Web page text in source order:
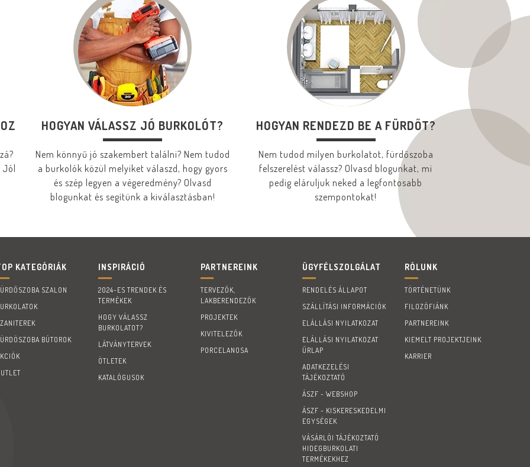
HOGYAN VÁLASSZ JÓ BURKOLÓT?
Nem könnyű jó szakembert találni? Nem tudod
a burkolók közül melyiket válaszd, hogy gyors
és szép legyen a végeredmény? Olvasd
blogunkat és segítünk a kiválasztásban!
HOGYAN RENDEZD BE A FÜRDŐT?
Nem tudod milyen burkolatot, fürdőszoba
felszerelést válassz? Olvasd blogunkat, mi
pedig eláruljuk neked a legfontosabb
szempontokat!
KATEGÓRIÁK
SZALON
BÚTOROK
INSPIRÁCIÓ
2024-ES TRENDEK ÉS
TERMÉKEK
HOGY VÁLASSZ
BURKOLATOT?
LÁTVÁNYTERVEK
ÖTLETEK
KATALÓGUSOK
PARTNEREINK
TERVEZŐK,
LAKBERENDEZŐK
PROJEKTEK
KIVITELEZŐK
PORCELANOSA
ÜGYFÉLSZOLGÁLAT
RENDELÉS ÁLLAPOT
SZÁLLÍTÁSI INFORMÁCIÓK
ELÁLLÁSI NYILATKOZAT
ELÁLLÁSI NYILATKOZAT
ŰRLAP
ADATKEZELÉSI
TÁJÉKOZTATÓ
ÁSZF - WEBSHOP
ÁSZF - KISKERESKEDELMI
EGYSÉGEK
VÁSÁRLÓI TÁJÉKOZTATÓ
HIDEGBURKOLATI
TERMÉKEKHEZ
RÓLUNK
TÖRTÉNETÜNK
FILOZÓFIÁNK
PARTNEREINK
KIEMELT PROJEKTJEINK
KARRIER